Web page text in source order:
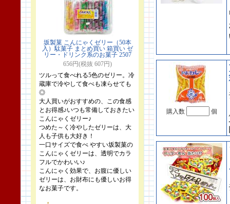
坂製菓 こんにゃくゼリー（50本
入）駄菓子 まとめ買い 箱買い ゼ
リー・ドリンク系のお菓子 2507
656円(税抜 607円)
ツルって食べれる5色のゼリー。冷
蔵庫で冷やして食べも凍らせても
◎
大人買いがおすすめの、この食感
とお得感♪いつも常備しておきたい
こんにゃくゼリー♪
つめた～く冷やしたゼリーは、大
人も子供も大好き！
一口サイズで食べ やすい坂製菓の
こんにゃくゼリーは、透明でカラ
フルでかわいい♪
こんにゃく効果で、お腹に優しい
ゼリーは、お財布にも優しいお得
なお菓子です。
購入数 個